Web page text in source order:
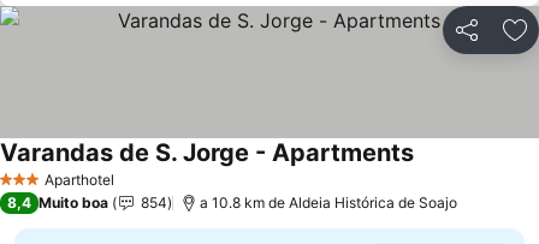
Partilhar
3 EstrelasAparthotel
Varandas de S. Jorge - Apartments
8,4 Muito boa 854 a 10.8 km de Aldeia Histórica de Soajo